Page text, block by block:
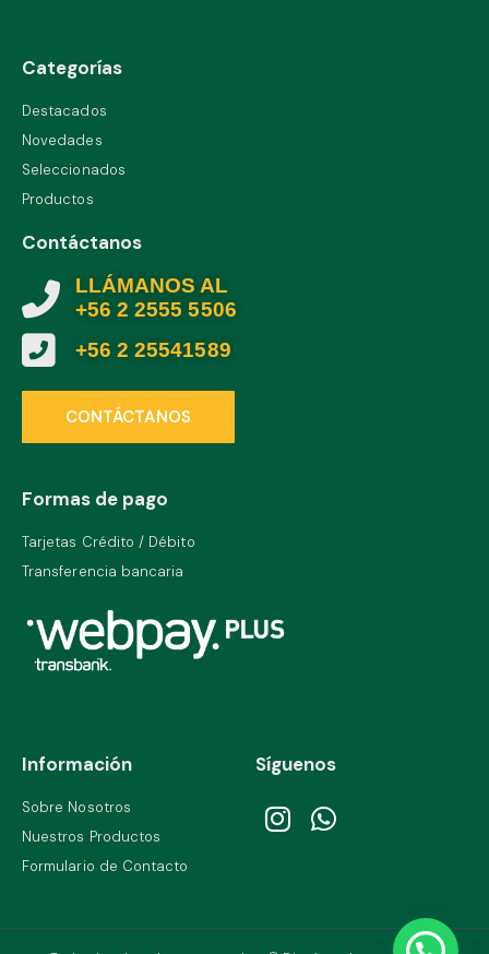
Categorías
Destacados
Novedades
Seleccionados
Productos
Contáctanos
LLÁMANOS AL
+56 2 2555 5506
+56 2 25541589
CONTÁCTANOS
Formas de pago
Tarjetas Crédito / Débito
Transferencia bancaria
Información
Sobre Nosotros
Nuestros Productos
Formulario de Contacto
Síguenos